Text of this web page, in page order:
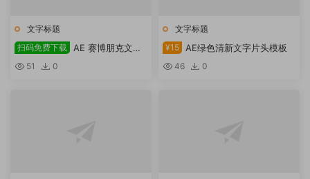
文字标题
扫码免费下载 AE 赛博朋克文字
效果模板免费下载
51 0
文字标题
¥15 AE绿色清新文字片头模板
46 0